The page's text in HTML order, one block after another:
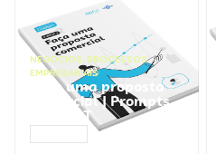
NEGÓCIOS, PROCESSOS
EMPRESARIAIS
Faça uma proposta
comercial | Prompts
ChatGPT